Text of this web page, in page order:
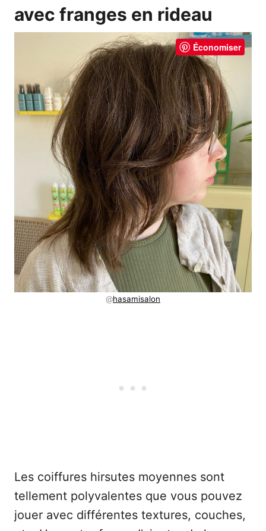
avec franges en rideau
Économiser
@hasamisalon
Les coiffures hirsutes moyennes sont
tellement polyvalentes que vous pouvez
jouer avec différentes textures, couches,